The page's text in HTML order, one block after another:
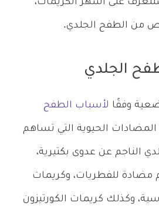
على أشهر الكريمات،
من الطفح الجلدي.
الجلدي
وفقًا لأسباب الطفح
الحيوية التي تساهم
الناجم عن عدوى بكتيرية،
مضادة للفطريات، وكريمات
وكذلك كريمات الكورتيزون